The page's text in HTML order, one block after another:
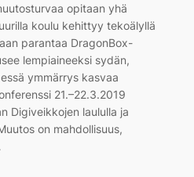
opitaan yhä
koulu kehittyy tekoälyllä
parantaa DragonBox-
lempiaineeksi sydän,
ymmärrys kasvaa
21.–22.3.2019
Digiveikkojen laululla ja
on mahdollisuus,